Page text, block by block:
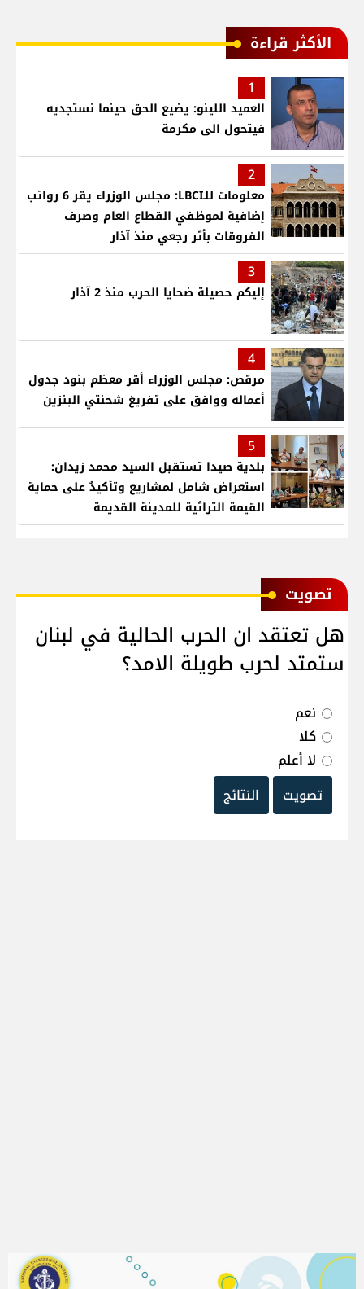
الأكثر قراءة
1
العميد اللينو: يضيع الحق حينما نستجديه
فيتحول الى مكرمة
2
معلومات للـLBCI: مجلس الوزراء يقر 6 رواتب
إضافية لموظفي القطاع العام وصرف
الفروقات بأثر رجعي منذ آذار
3
إليكم حصيلة ضحايا الحرب منذ 2 آذار
4
مرقص: مجلس الوزراء أقر معظم بنود جدول
أعماله ووافق على تفريغ شحنتي البنزين
5
بلدية صيدا تستقبل السيد محمد زيدان:
استعراض شامل لمشاريع وتأكيدٌ على حماية
القيمة التراثية للمدينة القديمة
ﺗﺼﻮﻳﺖ
هل تعتقد ان الحرب الحالية في لبنان
ستمتد لحرب طويلة الامد؟
نعم
كلا
لا أعلم
تصويت
النتائج